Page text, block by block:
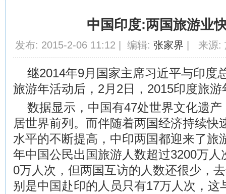
中国印度:两国旅游业
发布: 2015-2-06 11:12 | 编辑: 张家界 | 来源:
继2014年9月国家主席习近平与印度
旅游年活动后，2月2日，2015印度旅
数据显示，中国有47处世界文化遗
居世界前列。而伴随着两国经济持续快
水平的不断提高，中印两国都迎来了旅
年中国公民出国旅游人数超过3200万
0万人次，但两国互访的人数还很少，
别是中国赴印的人员只有17万人次，这